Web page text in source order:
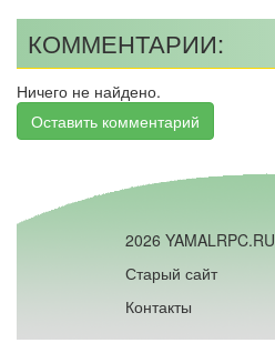
КОММЕНТАРИИ:
Ничего не найдено.
Оставить комментарий
2026 YAMALRPC.RU
Старый сайт
Контакты